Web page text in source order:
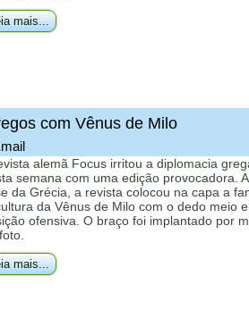
mais...
com Vênus de Milo
alemã Focus irritou a diplomacia
semana com uma edição provocadora.
da Grécia, a revista colocou na capa a
da Vênus de Milo com o dedo meio
ofensiva. O braço foi implantado por
mais...